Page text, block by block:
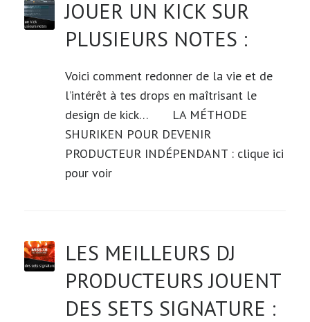
JOUER UN KICK SUR
PLUSIEURS NOTES :
Voici comment redonner de la vie et de
l’intérêt à tes drops en maîtrisant le
design de kick… LA MÉTHODE
SHURIKEN POUR DEVENIR
PRODUCTEUR INDÉPENDANT : clique ici
pour voir
LES MEILLEURS DJ
PRODUCTEURS JOUENT
DES SETS SIGNATURE :